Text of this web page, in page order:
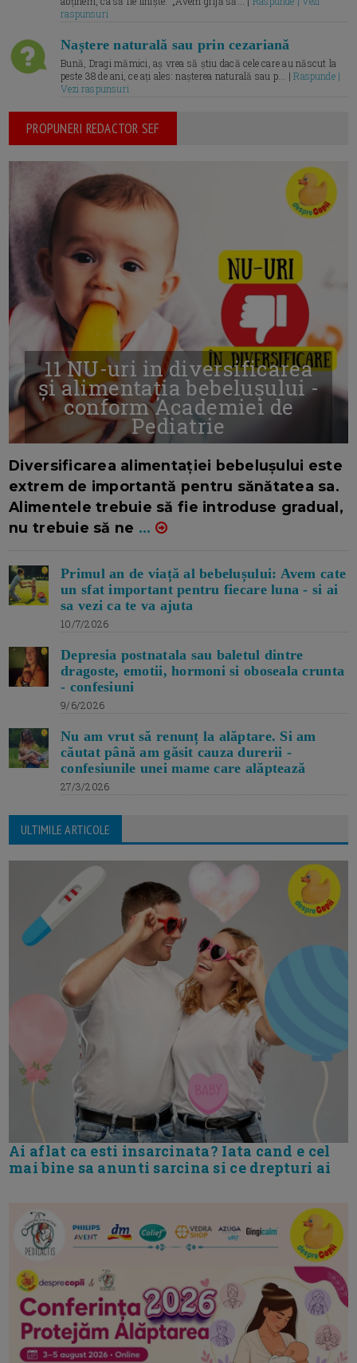
raspunsuri
Naștere naturală sau prin cezariană
Bună, Dragi mămici, aș vrea să știu dacă cele care au născut la
peste 38 de ani, ce ați ales: nașterea naturală sau p... |Raspunde |
Vezi raspunsuri
PROPUNERI REDACTOR SEF
11 NU-uri in diversificarea
și alimentația bebelușului -
conform Academiei de
Pediatrie
Diversificarea alimentației bebelușului este
extrem de importantă pentru sănătatea sa.
Alimentele trebuie să fie introduse gradual,
nu trebuie să ne ...
Primul an de viață al bebelușului: Avem cate
un sfat important pentru fiecare luna - si ai
sa vezi ca te va ajuta
10/7/2026
Depresia postnatala sau baletul dintre
dragoste, emotii, hormoni si oboseala crunta
- confesiuni
9/6/2026
Nu am vrut să renunț la alăptare. Si am
căutat până am găsit cauza durerii -
confesiunile unei mame care alăptează
27/3/2026
ULTIMILE ARTICOLE
Ai aflat ca esti insarcinata? Iata cand e cel
mai bine sa anunti sarcina si ce drepturi ai